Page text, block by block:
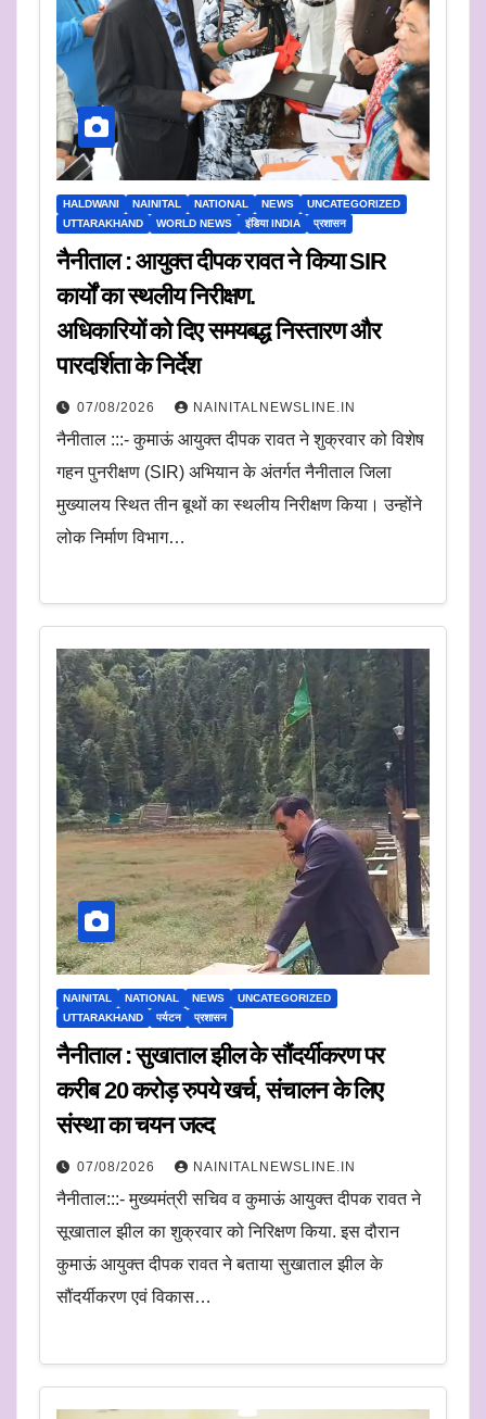
HALDWANI NAINITAL NATIONAL NEWS
UNCATEGORIZED
UTTARAKHAND
WORLD NEWS इंडिया INDIA प्रशासन
नैनीताल : आयुक्त दीपक रावत ने किया SIR
कार्यों का स्थलीय निरीक्षण.
अधिकारियों को दिए समयबद्ध निस्तारण और
पारदर्शिता के निर्देश
07/08/2026 NAINITALNEWSLINE.IN
नैनीताल :::- कुमाऊं आयुक्त दीपक रावत ने शुक्रवार को विशेष
गहन पुनरीक्षण (SIR) अभियान के अंतर्गत नैनीताल जिला
मुख्यालय स्थित तीन बूथों का स्थलीय निरीक्षण किया। उन्होंने
लोक निर्माण विभाग…
NAINITAL NATIONAL NEWS
UNCATEGORIZED
UTTARAKHAND
पर्यटन प्रशासन
नैनीताल : सुखाताल झील के सौंदर्यीकरण पर
करीब 20 करोड़ रुपये खर्च, संचालन के लिए
संस्था का चयन जल्द
07/08/2026 NAINITALNEWSLINE.IN
नैनीताल:::- मुख्यमंत्री सचिव व कुमाऊं आयुक्त दीपक रावत ने
सूखाताल झील का शुक्रवार को निरिक्षण किया. इस दौरान
कुमाऊं आयुक्त दीपक रावत ने बताया सुखाताल झील के
सौंदर्यीकरण एवं विकास…